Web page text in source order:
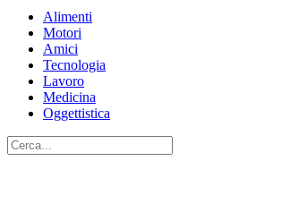
Alimenti
Motori
Amici
Tecnologia
Lavoro
Medicina
Oggettistica